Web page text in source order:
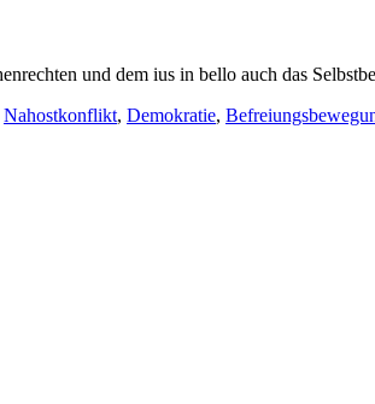
und dem ius in bello auch das
Nahostkonflikt, Demokratie,